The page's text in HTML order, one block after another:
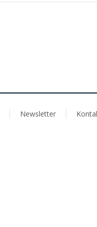
Newsletter